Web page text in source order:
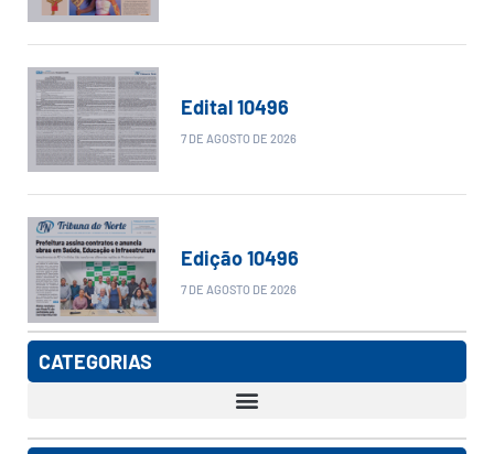
Edital 10496
7 DE AGOSTO DE 2026
Edição 10496
7 DE AGOSTO DE 2026
CATEGORIAS